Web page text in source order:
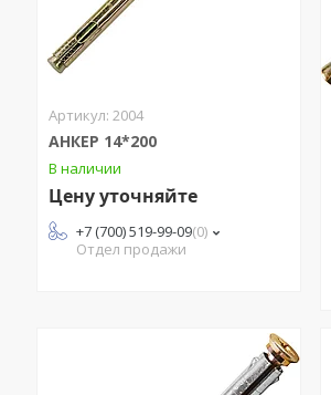
2004
АНКЕР 14*200
В наличии
Цену уточняйте
+7 (700) 519-99-09 0
Отдел продажи